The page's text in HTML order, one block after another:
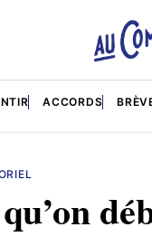
ACCORDS